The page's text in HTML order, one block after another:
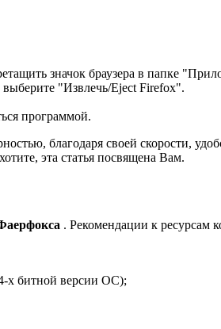
значок браузера в папке
"Извлечь/Eject Firefox".
программой.
благодаря своей скорости,
эта статья посвящена Вам.
. Рекомендации к ресурсам
х битной версии ОС);